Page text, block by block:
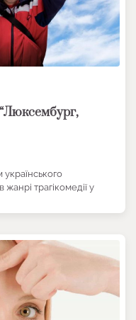
трагікомедії у